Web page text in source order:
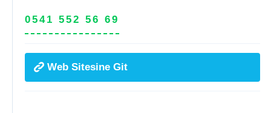
0541 552 56 69
Web Sitesine Git